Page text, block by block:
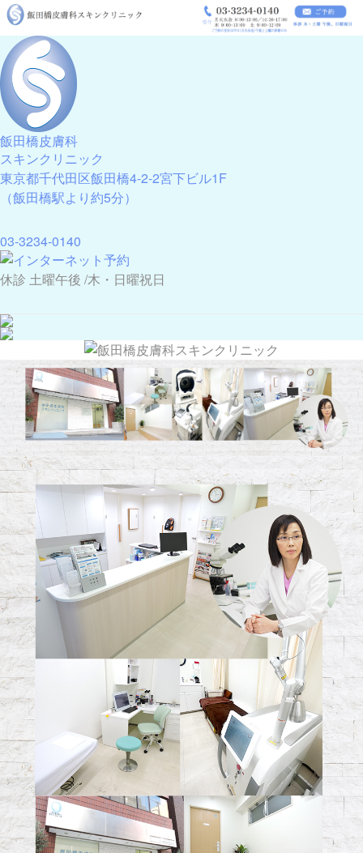
飯田橋皮膚科
スキンクリニック
東京都千代田区飯田橋4-2-2宮下ビル1F
（飯田橋駅より約5分）
03-3234-0140
休診 土曜午後 /木・日曜祝日